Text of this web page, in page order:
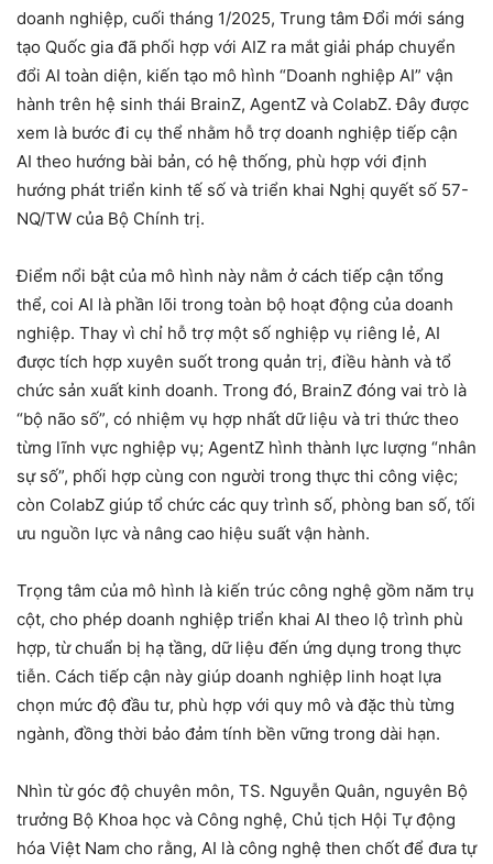
doanh nghiệp, cuối tháng 1/2025, Trung tâm Đổi mới sáng
tạo Quốc gia đã phối hợp với AIZ ra mắt giải pháp chuyển
đổi AI toàn diện, kiến tạo mô hình “Doanh nghiệp AI” vận
hành trên hệ sinh thái BrainZ, AgentZ và ColabZ. Đây được
xem là bước đi cụ thể nhằm hỗ trợ doanh nghiệp tiếp cận
AI theo hướng bài bản, có hệ thống, phù hợp với định
hướng phát triển kinh tế số và triển khai Nghị quyết số 57-
NQ/TW của Bộ Chính trị.
Điểm nổi bật của mô hình này nằm ở cách tiếp cận tổng
thể, coi AI là phần lõi trong toàn bộ hoạt động của doanh
nghiệp. Thay vì chỉ hỗ trợ một số nghiệp vụ riêng lẻ, AI
được tích hợp xuyên suốt trong quản trị, điều hành và tổ
chức sản xuất kinh doanh. Trong đó, BrainZ đóng vai trò là
“bộ não số”, có nhiệm vụ hợp nhất dữ liệu và tri thức theo
từng lĩnh vực nghiệp vụ; AgentZ hình thành lực lượng “nhân
sự số”, phối hợp cùng con người trong thực thi công việc;
còn ColabZ giúp tổ chức các quy trình số, phòng ban số, tối
ưu nguồn lực và nâng cao hiệu suất vận hành.
Trọng tâm của mô hình là kiến trúc công nghệ gồm năm trụ
cột, cho phép doanh nghiệp triển khai AI theo lộ trình phù
hợp, từ chuẩn bị hạ tầng, dữ liệu đến ứng dụng trong thực
tiễn. Cách tiếp cận này giúp doanh nghiệp linh hoạt lựa
chọn mức độ đầu tư, phù hợp với quy mô và đặc thù từng
ngành, đồng thời bảo đảm tính bền vững trong dài hạn.
Nhìn từ góc độ chuyên môn, TS. Nguyễn Quân, nguyên Bộ
trưởng Bộ Khoa học và Công nghệ, Chủ tịch Hội Tự động
hóa Việt Nam cho rằng, AI là công nghệ then chốt để đưa tự